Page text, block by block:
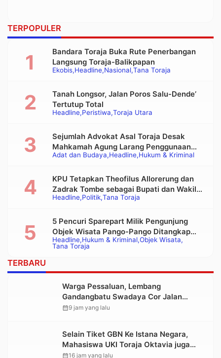
TERPOPULER
Ekobis Headline Nasional Tana Toraja
Bandara Toraja Buka Rute Penerbangan
Langsung Toraja-Balikpapan
Headline Peristiwa Toraja Utara
Tanah Longsor, Jalan Poros Salu-Dende’
Tertutup Total
Adat dan Budaya Headline Hukum & Kriminal
Sejumlah Advokat Asal Toraja Desak
Mahkamah Agung Larang Penggunaan
Alat Berat pada Eksekusi Rumah Adat
Headline Politik Tana Toraja
KPU Tetapkan Theofilus Allorerung dan
Zadrak Tombe sebagai Bupati dan Wakil
Bupati Tana Toraja Terpilih
Headline Hukum & Kriminal Objek Wisata
Tana Toraja
5 Pencuri Sparepart Milik Pengunjung
Objek Wisata Pango-Pango Ditangkap
Polisi
TERBARU
Warga Pessaluan, Lembang
Gandangbatu Swadaya Cor Jalan
Kabupaten
calendar_month9 jam yang lalu
Selain Tiket GBN Ke Istana Negara,
Mahasiswa UKI Toraja Oktavia juga
Lolos ke Pekan Seni Mahasiswa
calendar_month16 jam yang lalu